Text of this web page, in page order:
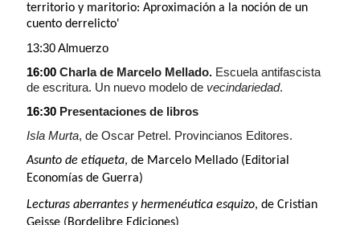
territorio y maritorio: Aproximación a la noción de un
cuento derrelicto'
13:30 Almuerzo
16:00 Charla de Marcelo Mellado. Escuela antifascista
de escritura. Un nuevo modelo de vecindariedad.
16:30 Presentaciones de libros
Isla Murta, de Oscar Petrel. Provincianos Editores.
Asunto de etiqueta, de Marcelo Mellado (Editorial
Economías de Guerra)
Lecturas aberrantes y hermenéutica esquizo, de Cristian